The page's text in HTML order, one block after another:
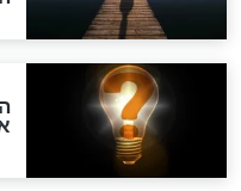
הנדיר